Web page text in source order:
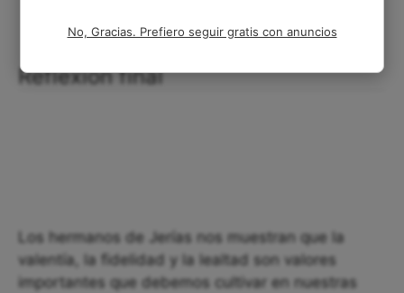
Reflexión final
Los hermanos de Jerías nos muestran que la
valentía, la fidelidad y la lealtad son valores
importantes que debemos cultivar en nuestras
No, Gracias. Prefiero seguir gratis con anuncios